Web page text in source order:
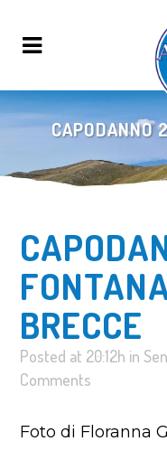
CAPODANNO
BRECCE
Posted at 20:12h in
Comments
Foto di Floranna